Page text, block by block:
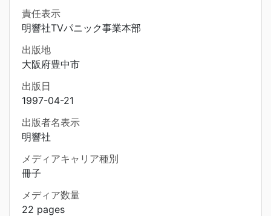
責任表示
明響社TVパニック事業本部
出版地
大阪府豊中市
出版日
1997-04-21
出版者名表示
明響社
メディアキャリア種別
冊子
メディア数量
22 pages